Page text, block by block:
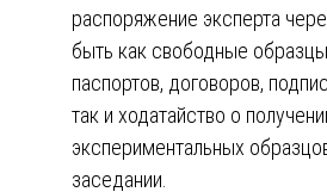
распоряжение эксперта
быть как свободные
паспортов, договоров,
так и ходатайство о
экспериментальных
заседании.